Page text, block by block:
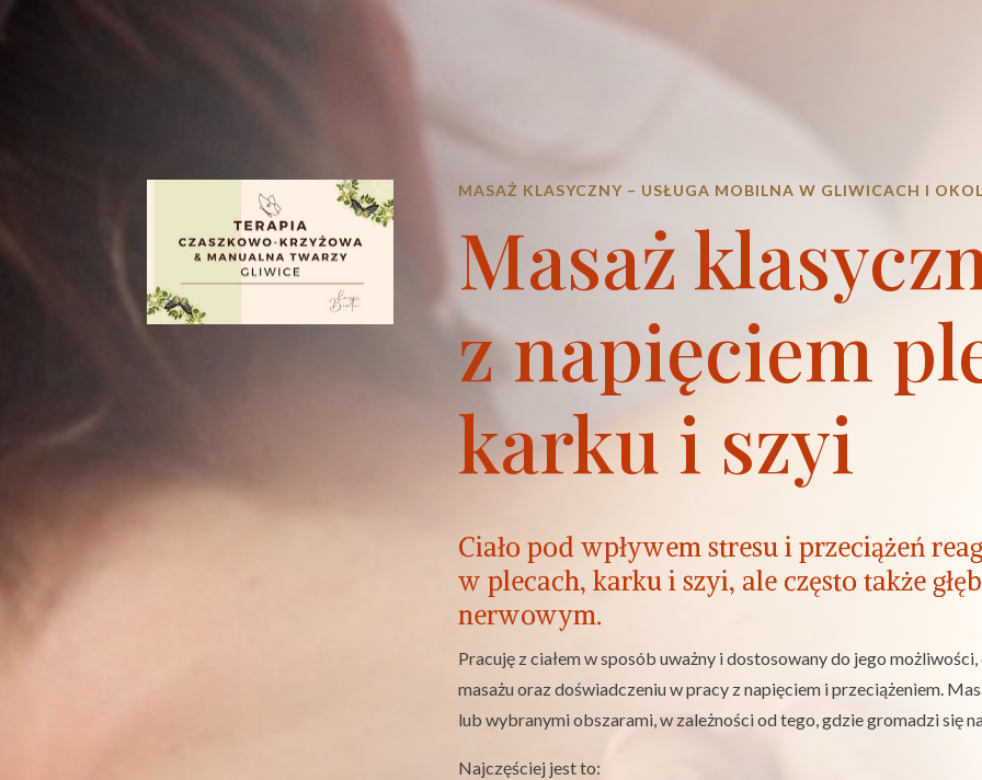
MASAŻ KLASYCZNY – USŁUGA MOBILNA W GLIWICACH I
Masaż
z napięciem
karku i szyi
Ciało pod wpływem stresu i przeciążeń
w plecach, karku i szyi, ale często także
nerwowym.
Pracuję z ciałem w sposób uważny i dostosowany do jego
masażu oraz doświadczeniu w pracy z napięciem i przeciążeniem.
lub wybranymi obszarami, w zależności od tego, gdzie gromadzi się
Najczęściej jest to: